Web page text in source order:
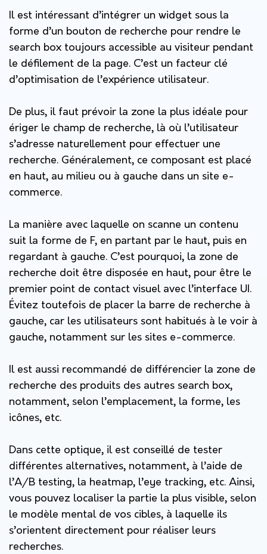
Il est intéressant d’intégrer un widget sous la
forme d’un bouton de recherche pour rendre le
search box toujours accessible au visiteur pendant
le défilement de la page. C’est un facteur clé
d’optimisation de l’expérience utilisateur.
De plus, il faut prévoir la zone la plus idéale pour
ériger le champ de recherche, là où l’utilisateur
s’adresse naturellement pour effectuer une
recherche. Généralement, ce composant est placé
en haut, au milieu ou à gauche dans un site e-
commerce.
La manière avec laquelle on scanne un contenu
suit la forme de F, en partant par le haut, puis en
regardant à gauche. C’est pourquoi, la zone de
recherche doit être disposée en haut, pour être le
premier point de contact visuel avec l’interface UI.
Évitez toutefois de placer la barre de recherche à
gauche, car les utilisateurs sont habitués à le voir à
gauche, notamment sur les sites e-commerce.
Il est aussi recommandé de différencier la zone de
recherche des produits des autres search box,
notamment, selon l’emplacement, la forme, les
icônes, etc.
Dans cette optique, il est conseillé de tester
différentes alternatives, notamment, à l’aide de
l’A/B testing, la heatmap, l’eye tracking, etc. Ainsi,
vous pouvez localiser la partie la plus visible, selon
le modèle mental de vos cibles, à laquelle ils
s’orientent directement pour réaliser leurs
recherches.